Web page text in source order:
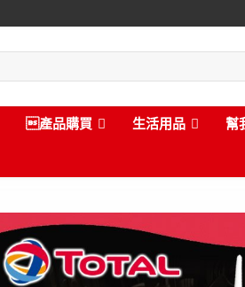
產品購買 生活用品 幫